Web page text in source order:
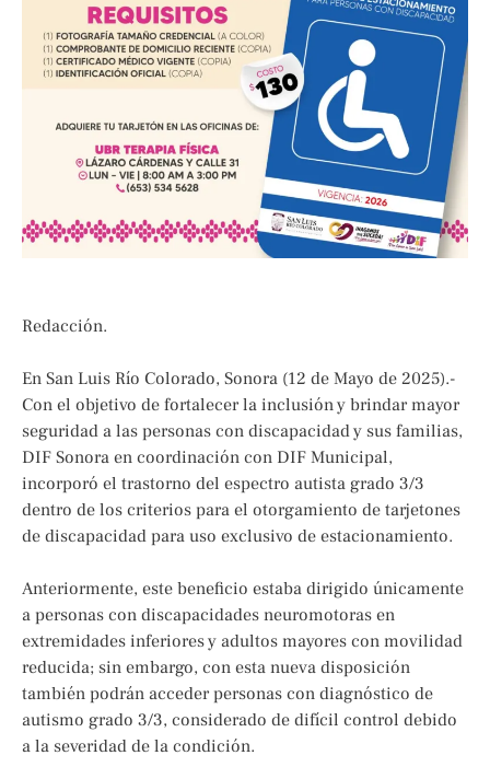
Redacción.
En San Luis Río Colorado, Sonora (12 de Mayo de 2025).-
Con el objetivo de fortalecer la inclusión y brindar mayor
seguridad a las personas con discapacidad y sus familias,
DIF Sonora en coordinación con DIF Municipal,
incorporó el trastorno del espectro autista grado 3/3
dentro de los criterios para el otorgamiento de tarjetones
de discapacidad para uso exclusivo de estacionamiento.
Anteriormente, este beneficio estaba dirigido únicamente
a personas con discapacidades neuromotoras en
extremidades inferiores y adultos mayores con movilidad
reducida; sin embargo, con esta nueva disposición
también podrán acceder personas con diagnóstico de
autismo grado 3/3, considerado de difícil control debido
a la severidad de la condición.